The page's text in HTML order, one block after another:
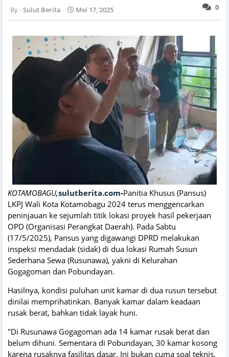
0
Sulut Berita Mei 17, 2025
KOTAMOBAGU,sulutberita.com-Panitia Khusus (Pansus)
LKPJ Wali Kota Kotamobagu 2024 terus menggencarkan
peninjauan ke sejumlah titik lokasi proyek hasil pekerjaan
OPD (Organisasi Perangkat Daerah). Pada Sabtu
(17/5/2025), Pansus yang digawangi DPRD melakukan
inspeksi mendadak (sidak) di dua lokasi Rumah Susun
Sederhana Sewa (Rusunawa), yakni di Kelurahan
Gogagoman dan Pobundayan.
Hasilnya, kondisi puluhan unit kamar di dua rusun tersebut
dinilai memprihatinkan. Banyak kamar dalam keadaan
rusak berat, bahkan tidak layak huni.
"Di Rusunawa Gogagoman ada 14 kamar rusak berat dan
belum dihuni. Sementara di Pobundayan, 30 kamar kosong
karena rusaknya fasilitas dasar. Ini bukan cuma soal teknis,